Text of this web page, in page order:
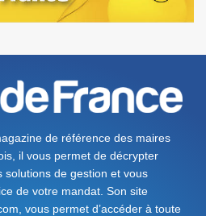
de référence des maires
il vous permet de décrypter
solutions de gestion et vous
de votre mandat. Son site
vous permet d’accéder à toute